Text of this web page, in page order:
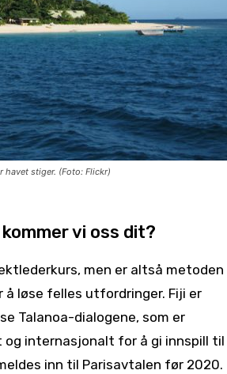
havet stiger. (Foto: Flickr)
vi oss dit?
men er altså metoden
løse felles utfordringer. Fiji er
Talanoa-dialogene, som er
internasjonalt for å gi innspill til
inn til Parisavtalen før 2020.